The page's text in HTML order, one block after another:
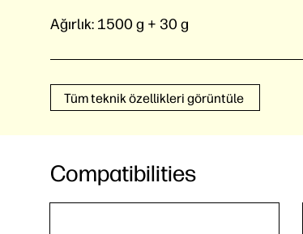
Ağırlık: 1500 g + 30 g
Tüm teknik özellikleri görüntüle
Compatibilities